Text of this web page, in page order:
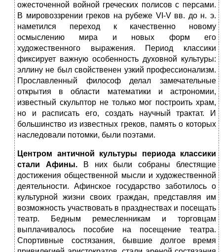
ожесточенной войной греческих полисов с персами.
В мировоззрении греков на рубеже VI-V вв. до н. э.
наметился переход к качественно новому
осмыслению мира и новых форм его
художественного выражения. Период классики
фиксирует важную особенность духовной культуры:
эллину не был свойственен узкий профессионализм.
Прославленный философ делал замечательные
открытия в области математики и астрономии,
известный скульптор не только мог построить храм,
но и расписать его, создать научный трактат. И
большинство из известных греков, память о которых
наследовали потомки, были поэтами.
Центром античной культуры периода классики
стали Афины.В них были собраны блестящие
достижения общественной мысли и художественной
деятельности. Афинское государство заботилось о
культурной жизни своих граждан, представляя им
возможность участвовать в празднествах и посещать
театр. Бедным ремесленникам и торговцам
выплачивалось пособие на посещение театра.
Спортивные состязания, бывшие долгое время